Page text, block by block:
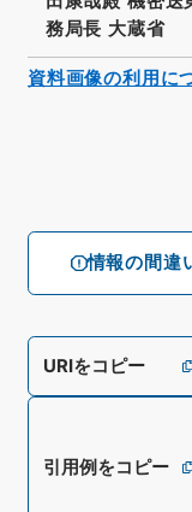
情報の間違
務局長 大蔵省
URIをコピー
引用例をコピー
資料画像の利用に